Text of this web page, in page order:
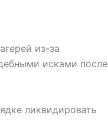
из-за
исками после
ликвидировать